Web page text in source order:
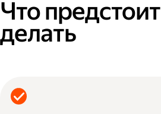
Что предстоит
делать